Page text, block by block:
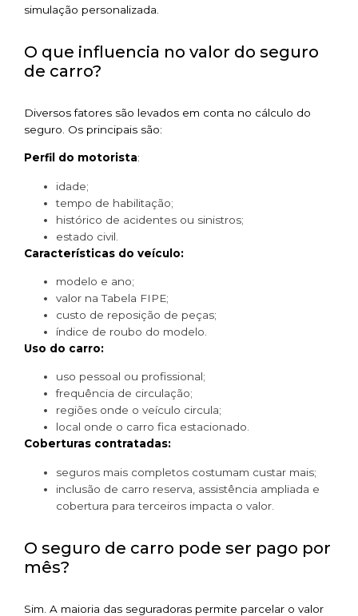
simulação personalizada.
O que influencia no valor do seguro
de carro?
Diversos fatores são levados em conta no cálculo do
seguro. Os principais são:
Perfil do motorista:
idade;
tempo de habilitação;
histórico de acidentes ou sinistros;
estado civil.
Características do veículo:
modelo e ano;
valor na Tabela FIPE;
custo de reposição de peças;
índice de roubo do modelo.
Uso do carro:
uso pessoal ou profissional;
frequência de circulação;
regiões onde o veículo circula;
local onde o carro fica estacionado.
Coberturas contratadas:
seguros mais completos costumam custar mais;
inclusão de carro reserva, assistência ampliada e
cobertura para terceiros impacta o valor.
O seguro de carro pode ser pago por
mês?
Sim. A maioria das seguradoras permite parcelar o valor